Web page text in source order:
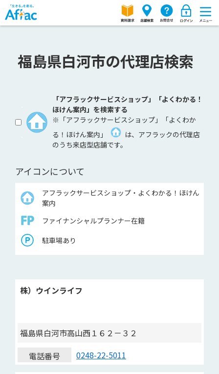
福島県白河市の代理店検索
「アフラックサービスショップ」「よくわかる！
ほけん案内」を検索する
※「アフラックサービスショップ」「よくわか
る！ほけん案内」
は、アフラックの代理店
のうち来店型店舗です。
アイコンについて
アフラックサービスショップ・よくわかる！ほけん
案内
ファイナンシャルプランナー在籍
駐車場あり
株）ウインライフ
福島県白河市高山西１６２－３２
電話番号
0248-22-5011